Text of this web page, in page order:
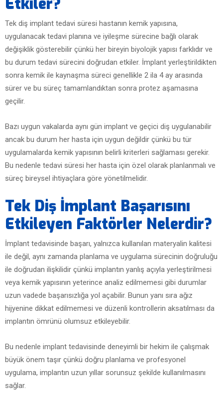
Etkiler?
Tek diş implant tedavi süresi hastanın kemik yapısına,
uygulanacak tedavi planına ve iyileşme sürecine bağlı olarak
değişiklik gösterebilir çünkü her bireyin biyolojik yapısı farklıdır ve
bu durum tedavi sürecini doğrudan etkiler. İmplant yerleştirildikten
sonra kemik ile kaynaşma süreci genellikle 2 ila 4 ay arasında
sürer ve bu süreç tamamlandıktan sonra protez aşamasına
geçilir.
Bazı uygun vakalarda aynı gün implant ve geçici diş uygulanabilir
ancak bu durum her hasta için uygun değildir çünkü bu tür
uygulamalarda kemik yapısının belirli kriterleri sağlaması gerekir.
Bu nedenle tedavi süresi her hasta için özel olarak planlanmalı ve
süreç bireysel ihtiyaçlara göre yönetilmelidir.
Tek Diş İmplant Başarısını
Etkileyen Faktörler Nelerdir?
İmplant tedavisinde başarı, yalnızca kullanılan materyalin kalitesi
ile değil, aynı zamanda planlama ve uygulama sürecinin doğruluğu
ile doğrudan ilişkilidir çünkü implantın yanlış açıyla yerleştirilmesi
veya kemik yapısının yeterince analiz edilmemesi gibi durumlar
uzun vadede başarısızlığa yol açabilir. Bunun yanı sıra ağız
hijyenine dikkat edilmemesi ve düzenli kontrollerin aksatılması da
implantın ömrünü olumsuz etkileyebilir.
Bu nedenle implant tedavisinde deneyimli bir hekim ile çalışmak
büyük önem taşır çünkü doğru planlama ve profesyonel
uygulama, implantın uzun yıllar sorunsuz şekilde kullanılmasını
sağlar.